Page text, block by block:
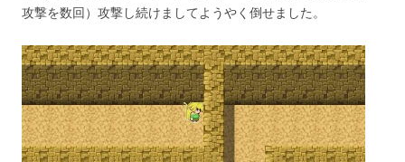
攻撃を数回）攻撃し続けましてようやく倒せました。